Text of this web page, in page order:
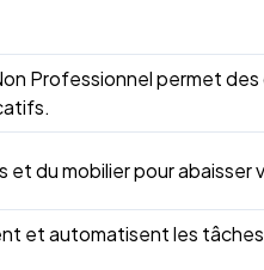
Professionnel permet
et du mobilier pour abaisser
et automatisent les